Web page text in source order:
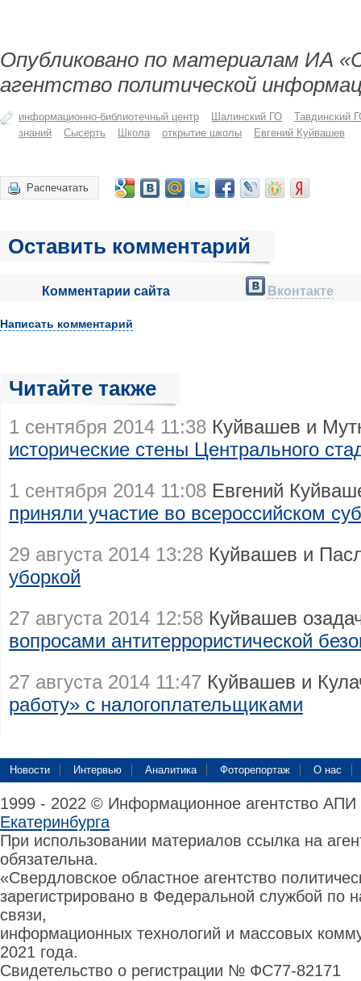
Опубликовано по материалам ИА
агентство политической
информационно-библиотечный центр Шалинский ГО
Тавдинский
знаний
Сысерть Школа открытие школы Евгений Куйвашев
Распечатать
Оставить комментарий
Комментарии сайта Вконтакте
Написать комментарий
Читайте также
1 сентября 2014 11:38 Куйвашев и
исторические стены Центрального
1 сентября 2014 11:08 Евгений
приняли участие во всероссийском
29 августа 2014 13:28 Куйвашев и
уборкой
27 августа 2014 12:58 Куйвашев
вопросами антитеррористической
27 августа 2014 11:47 Куйвашев и
работу» с налогоплательщиками
Новости Интервью Аналитика Фоторепортаж О нас
1999 - 2022 © Информационное агентство
Екатеринбурга
При использовании материалов ссылка на
обязательна.
«Свердловское областное агентство
зарегистрировано в Федеральной службой по
связи,
информационных технологий и массовых
2021 года.
Свидетельство о регистрации № ФС77-82171